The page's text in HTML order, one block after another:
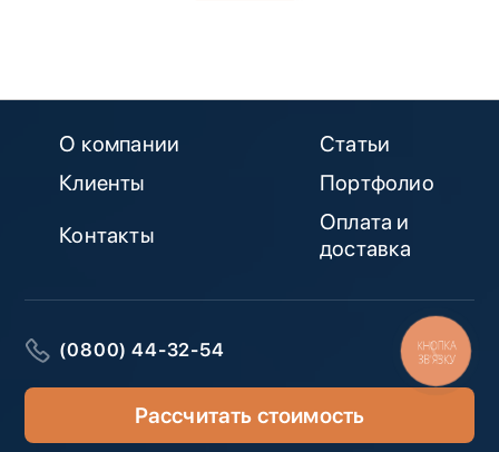
О компании
Статьи
Клиенты
Портфолио
Контакты
Оплата и
доставка
(0800) 44-32-54
Рассчитать стоимость
КНОПКА
ЗВ'ЯЗКУ